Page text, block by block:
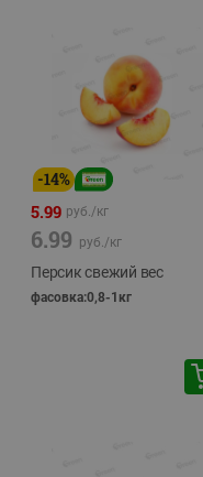
-14%
5.99 руб./кг
6.99 руб./кг
Персик свежий вес
фасовка:0,8-1кг